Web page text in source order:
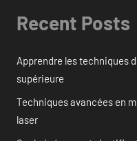
Recent Posts
Apprendre les techniques
supérieure
Techniques avancées en
laser